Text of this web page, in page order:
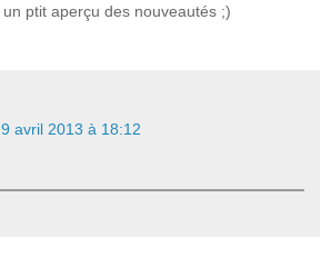
ptit aperçu des nouveautés ;)
avril 2013 à 18:12